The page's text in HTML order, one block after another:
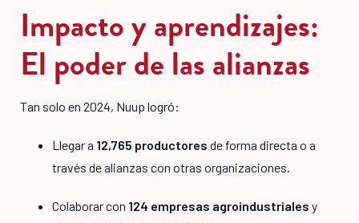
Impacto y aprendizajes:
El poder de las alianzas
Tan solo en 2024, Nuup logró:
Llegar a 12,765 productores de forma directa o a
través de alianzas con otras organizaciones.
Colaborar con 124 empresas agroindustriales y